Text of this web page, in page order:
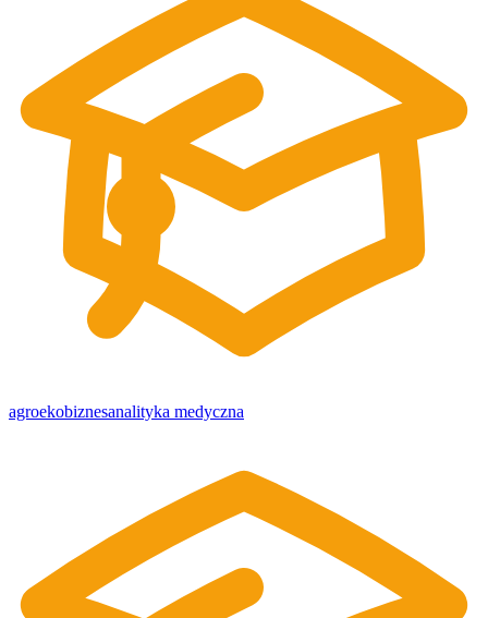
agroekobiznesanalityka medyczna